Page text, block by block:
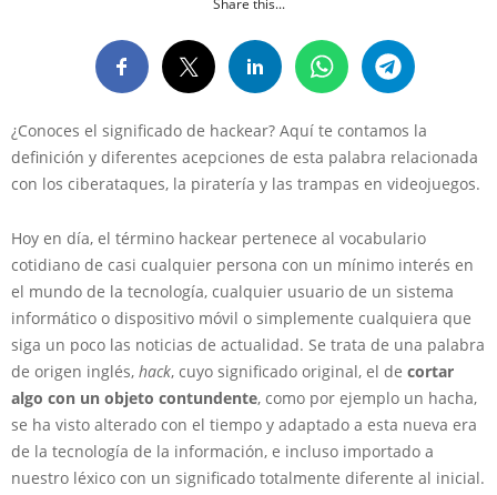
Share this...
¿Conoces el significado de hackear? Aquí te contamos la
definición y diferentes acepciones de esta palabra relacionada
con los ciberataques, la piratería y las trampas en videojuegos.
Hoy en día, el término hackear pertenece al vocabulario
cotidiano de casi cualquier persona con un mínimo interés en
el mundo de la tecnología, cualquier usuario de un sistema
informático o dispositivo móvil o simplemente cualquiera que
siga un poco las noticias de actualidad. Se trata de una palabra
de origen inglés, hack, cuyo significado original, el de cortar
algo con un objeto contundente, como por ejemplo un hacha,
se ha visto alterado con el tiempo y adaptado a esta nueva era
de la tecnología de la información, e incluso importado a
nuestro léxico con un significado totalmente diferente al inicial.